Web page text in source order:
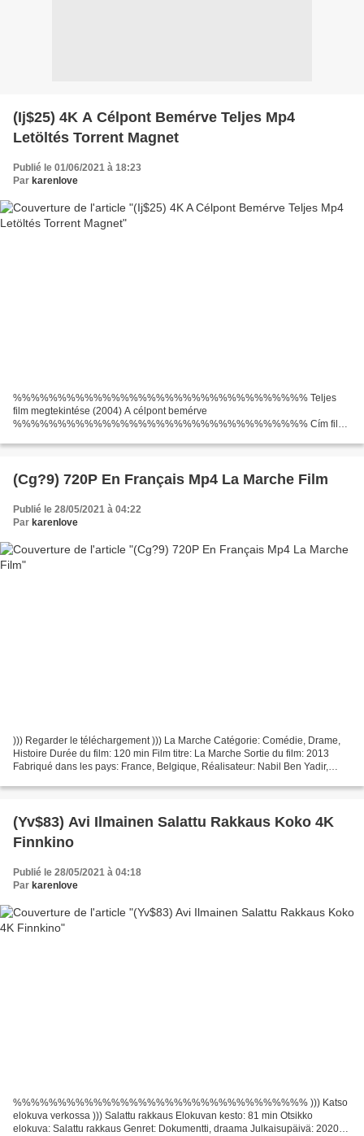
(Ij$25) 4K A Célpont Bemérve Teljes Mp4
Letöltés Torrent Magnet
Publié le 01/06/2021 à 18:23
Par karenlove
%%%%%%%%%%%%%%%%%%%%%%%%%%%%%%%%% Teljes
film megtekintése (2004) A célpont bemérve
%%%%%%%%%%%%%%%%%%%%%%%%%%%%%%%%% Cím film:
dráma, sci-fi, thriller Időtartam: 107 min Írók Film:...
(Cg?9) 720P En Français Mp4 La Marche Film
Publié le 28/05/2021 à 04:22
Par karenlove
))) Regarder le téléchargement ))) La Marche Catégorie: Comédie, Drame,
Histoire Durée du film: 120 min Film titre: La Marche Sortie du film: 2013
Fabriqué dans les pays: France, Belgique, Réalisateur: Nabil Ben Yadir,
(Yv$83) Avi Ilmainen Salattu Rakkaus Koko 4K
Finnkino
Publié le 28/05/2021 à 04:18
Par karenlove
%%%%%%%%%%%%%%%%%%%%%%%%%%%%%%%%% ))) Katso
elokuva verkossa ))) Salattu rakkaus Elokuvan kesto: 81 min Otsikko
elokuva: Salattu rakkaus Genret: Dokumentti, draama Julkaisupäivä: 2020